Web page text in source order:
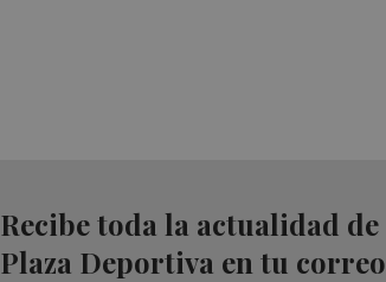
Recibe toda la actualidad de
Plaza Deportiva en tu correo